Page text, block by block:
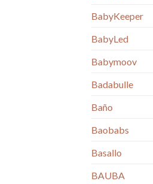
BabyKeeper
BabyLed
Babymoov
Badabulle
Baño
Baobabs
Basallo
BAUBA